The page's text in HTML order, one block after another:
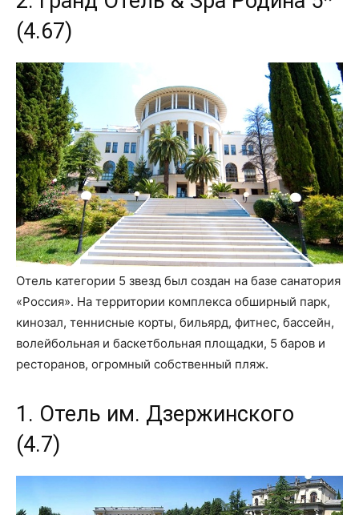
(4.67)
Отель категории 5 звезд был создан на базе санатория
«Россия». На территории комплекса обширный парк,
кинозал, теннисные корты, бильярд, фитнес, бассейн,
волейбольная и баскетбольная площадки, 5 баров и
ресторанов, огромный собственный пляж.
1. Отель им. Дзержинского
(4.7)